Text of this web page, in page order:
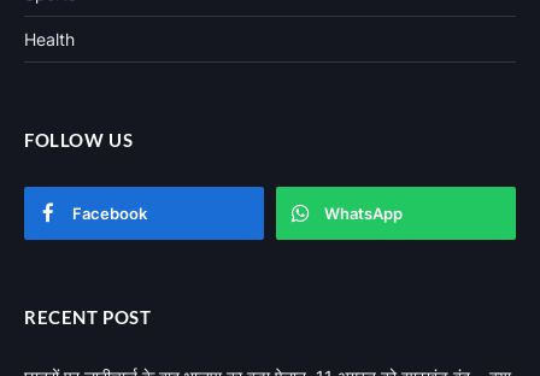
Health
FOLLOW US
Facebook WhatsApp
RECENT POST